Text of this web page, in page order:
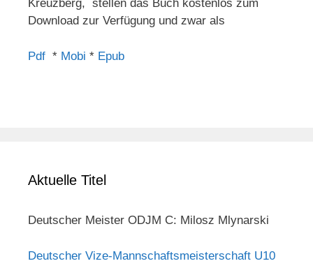
Kreuzberg, stellen das Buch kostenlos zum
Download zur Verfügung und zwar als
Pdf * Mobi * Epub
Aktuelle Titel
Deutscher Meister ODJM C: Milosz Mlynarski
Deutscher Vize-Mannschaftsmeisterschaft U10